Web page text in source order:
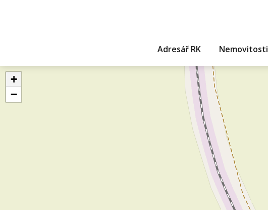
Adresář RK Nemovitosti
+
−